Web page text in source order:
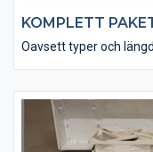
KOMPLETT
Oavsett typer och